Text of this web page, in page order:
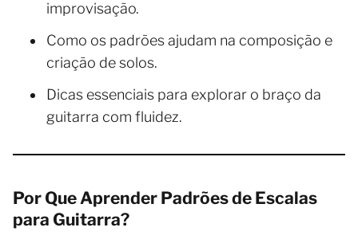
improvisação.
Como os padrões ajudam na composição e
criação de solos.
Dicas essenciais para explorar o braço da
guitarra com fluidez.
Por Que Aprender Padrões de Escalas
para Guitarra?